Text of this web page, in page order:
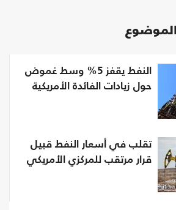
الموضوع
النفط يقفز 5% وسط غموض
حول زيادات الفائدة الأمريكية
تقلب في أسعار النفط قبيل
قرار مرتقب للمركزي الأمريكي